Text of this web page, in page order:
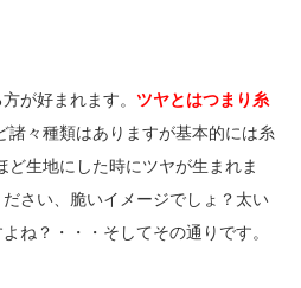
が好まれます。 ツヤとはつまり糸
諸々種類はありますが基本的には糸
生地にした時にツヤが生まれま
さい、脆いイメージでしょ？太い
ね？・・・そしてその通りです。